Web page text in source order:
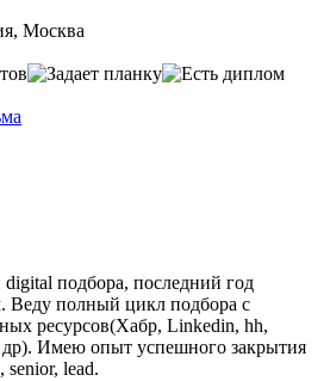
Москва
подбора, последний год
Веду полный цикл подбора с
ресурсов(Хабр, Linkedin, hh,
Имею опыт успешного закрытия
senior, lead.